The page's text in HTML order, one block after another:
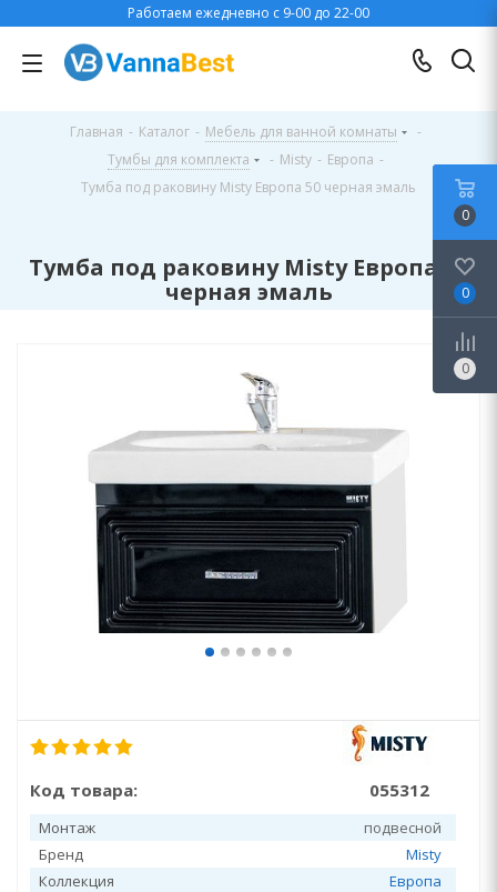
Работаем ежедневно с 9-00 до 22-00
Главная - Каталог - Мебель для ванной комнаты
-
Тумбы для комплекта
- Misty - Европа -
Тумба под раковину Misty Европа 50 черная эмаль
Тумба под раковину Misty Европа 50
черная эмаль
Код товара: 055312
Монтаж
подвесной
Бренд
Misty
Коллекция
Европа
0
0
0